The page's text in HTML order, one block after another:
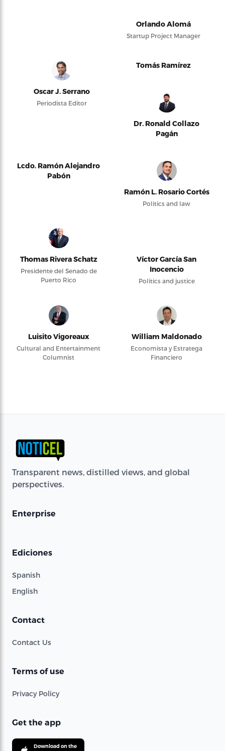
Orlando Alomá
Startup Project Manager
Oscar J. Serrano
Periodista Editor
Tomás Ramírez
Dr. Ronald Collazo
Pagán
Lcdo. Ramón Alejandro
Pabón
Ramón L. Rosario Cortés
Politics and law
Thomas Rivera Schatz
Presidente del Senado de
Puerto Rico
Víctor García San
Inocencio
Politics and justice
Luisito Vigoreaux
Cultural and Entertainment
Columnist
William Maldonado
Economista y Estratega
Financiero
Transparent news, distilled views, and global
perspectives.
Enterprise
Ediciones
Spanish
English
Contact
Contact Us
Terms of use
Privacy Policy
Get the app
Download on the